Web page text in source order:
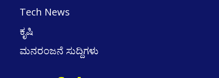
Tech News
ಕೃಷಿ
ಮನರಂಜನೆ ಸುದ್ದಿಗಳು